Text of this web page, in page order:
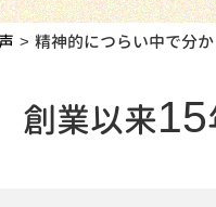
精神的につらい中で分
創業以来15